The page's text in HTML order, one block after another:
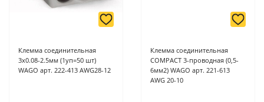
Клемма соединительная
3х0.08-2.5мм (1уп=50 шт)
WAGO арт. 222-413 AWG28-12
Клемма соединительная
COMPACT 3-проводная (0,5-
6мм2) WAGO арт. 221-613
AWG 20-10